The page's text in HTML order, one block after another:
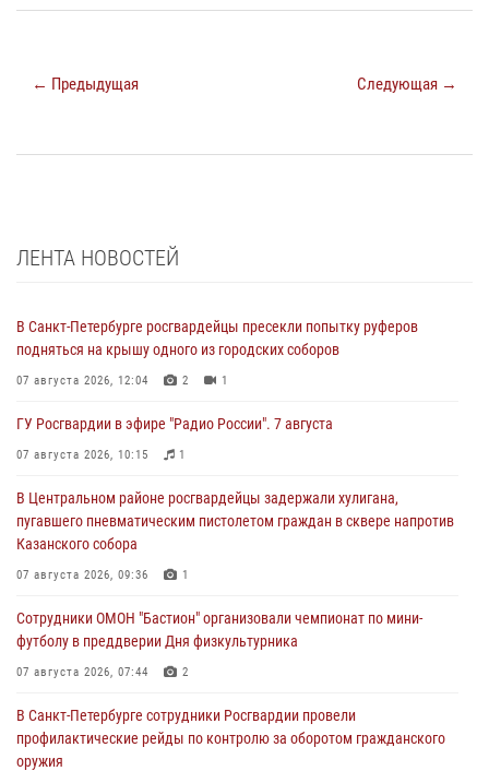
← Предыдущая Следующая →
ЛЕНТА НОВОСТЕЙ
В Санкт-Петербурге росгвардейцы пресекли попытку руферов
подняться на крышу одного из городских соборов
07 августа 2026, 12:04 2 1
ГУ Росгвардии в эфире "Радио России". 7 августа
07 августа 2026, 10:15 1
В Центральном районе росгвардейцы задержали хулигана,
пугавшего пневматическим пистолетом граждан в сквере напротив
Казанского собора
07 августа 2026, 09:36 1
Сотрудники ОМОН "Бастион" организовали чемпионат по мини-
футболу в преддверии Дня физкультурника
07 августа 2026, 07:44 2
В Санкт-Петербурге сотрудники Росгвардии провели
профилактические рейды по контролю за оборотом гражданского
оружия